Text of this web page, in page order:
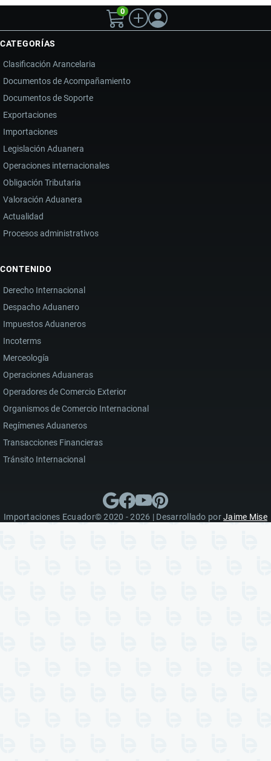
0
CATEGORÍAS
Clasificación Arancelaria
Documentos de Acompañamiento
Documentos de Soporte
Exportaciones
Importaciones
Legislación Aduanera
Operaciones internacionales
Obligación Tributaria
Valoración Aduanera
Actualidad
Procesos administrativos
CONTENIDO
Derecho Internacional
Despacho Aduanero
Impuestos Aduaneros
Incoterms
Merceología
Operaciones Aduaneras
Operadores de Comercio Exterior
Organismos de Comercio Internacional
Regímenes Aduaneros
Transacciones Financieras
Tránsito Internacional
Importaciones Ecuador© 2020 - 2026 | Desarrollado porJaime Mise